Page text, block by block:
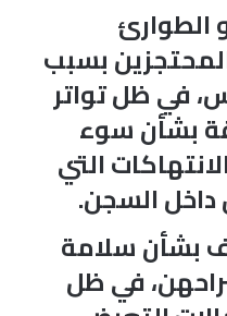
بسبب
في ظل تواتر
بشأن سوء
التي
السجن.
بشأن سلامة
في ظل